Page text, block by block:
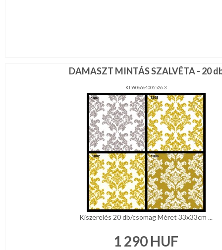
DAMASZT MINTÁS SZALVÉTA - 20
KJ5906664005526-3
Kiszerelés 20 db/csomag Méret 33x33cm ...
1 290 HUF